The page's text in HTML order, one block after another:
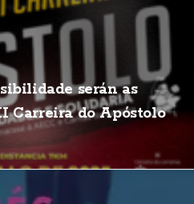
serán as
Carreira do Apóstolo